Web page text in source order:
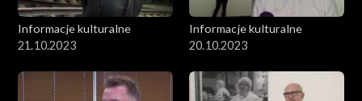
Informacje kulturalne
21.10.2023
Informacje kulturalne
20.10.2023